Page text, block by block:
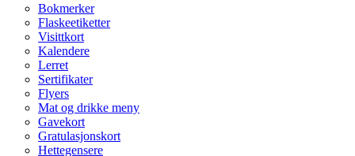
Bokmerker
Flaskeetiketter
Visittkort
Kalendere
Lerret
Sertifikater
Flyers
Mat og drikke meny
Gavekort
Gratulasjonskort
Hettegensere